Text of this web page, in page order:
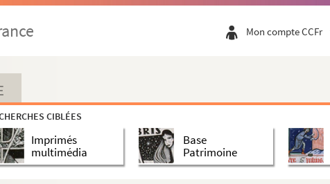
Mon compte CCFr
CIBLÉES
Imprimés
multimédia
Base
Patrimoine
Raymundi de Pennaforti de Casibus expositio)
ipsius (metris latinis ; cum glossa)